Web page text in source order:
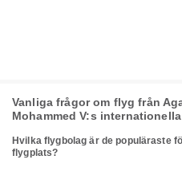
Vanliga frågor om flyg från
Mohammed V:s
Hvilka flygbolag är de populäraste
flygplats?